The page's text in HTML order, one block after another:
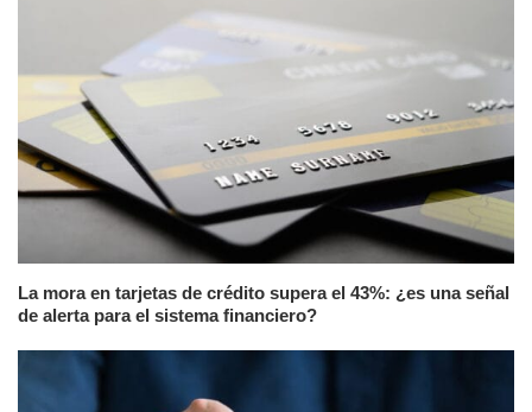
La mora en tarjetas de crédito supera el 43%: ¿es una señal
de alerta para el sistema financiero?